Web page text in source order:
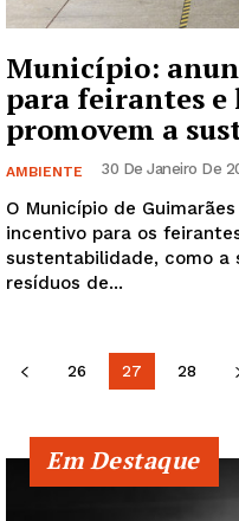
Município:
para feirantes e
promovem a
AMBIENTE 30 De Janeiro De
O Município de
incentivo para os
sustentabilidade, como a
resíduos de...
26 27 28
Em Destaque